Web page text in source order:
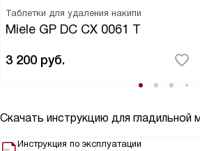
Таблетки для удаления накипи
Miele GP DC CX 0061 T
3 200 руб.
Скачать инструкцию для гладильной
Инструкция по эксплуатации